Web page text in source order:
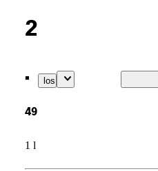
2
.
49
1 l
los